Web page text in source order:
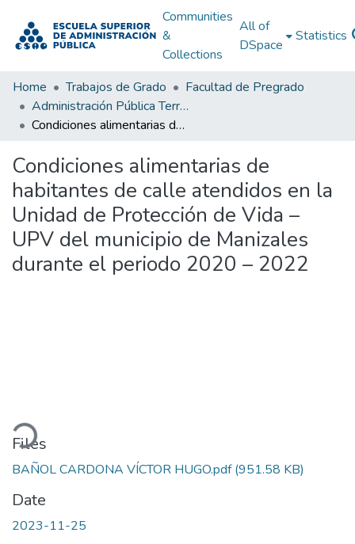
Communities
&
Collections
All of
DSpace
Statistics
Home Trabajos de Grado
Facultad de Pregrado
Administración Pública Territorial (APT)
Condiciones alimentarias de habitantes de calle atendidos en la Unidad de Protección de Vida – UPV del municipio de Manizales durante el periodo 2020 – 2022
Condiciones alimentarias de
habitantes de calle atendidos en la
Unidad de Protección de Vida –
UPV del municipio de Manizales
durante el periodo 2020 – 2022
Files
BAÑOL CARDONA VÍCTOR HUGO.pdf(951.58 KB)
Date
2023-11-25